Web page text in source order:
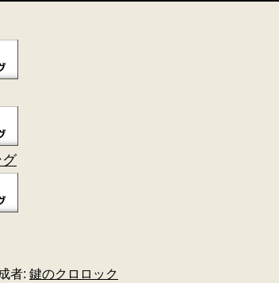
者: 鍵のクロロック